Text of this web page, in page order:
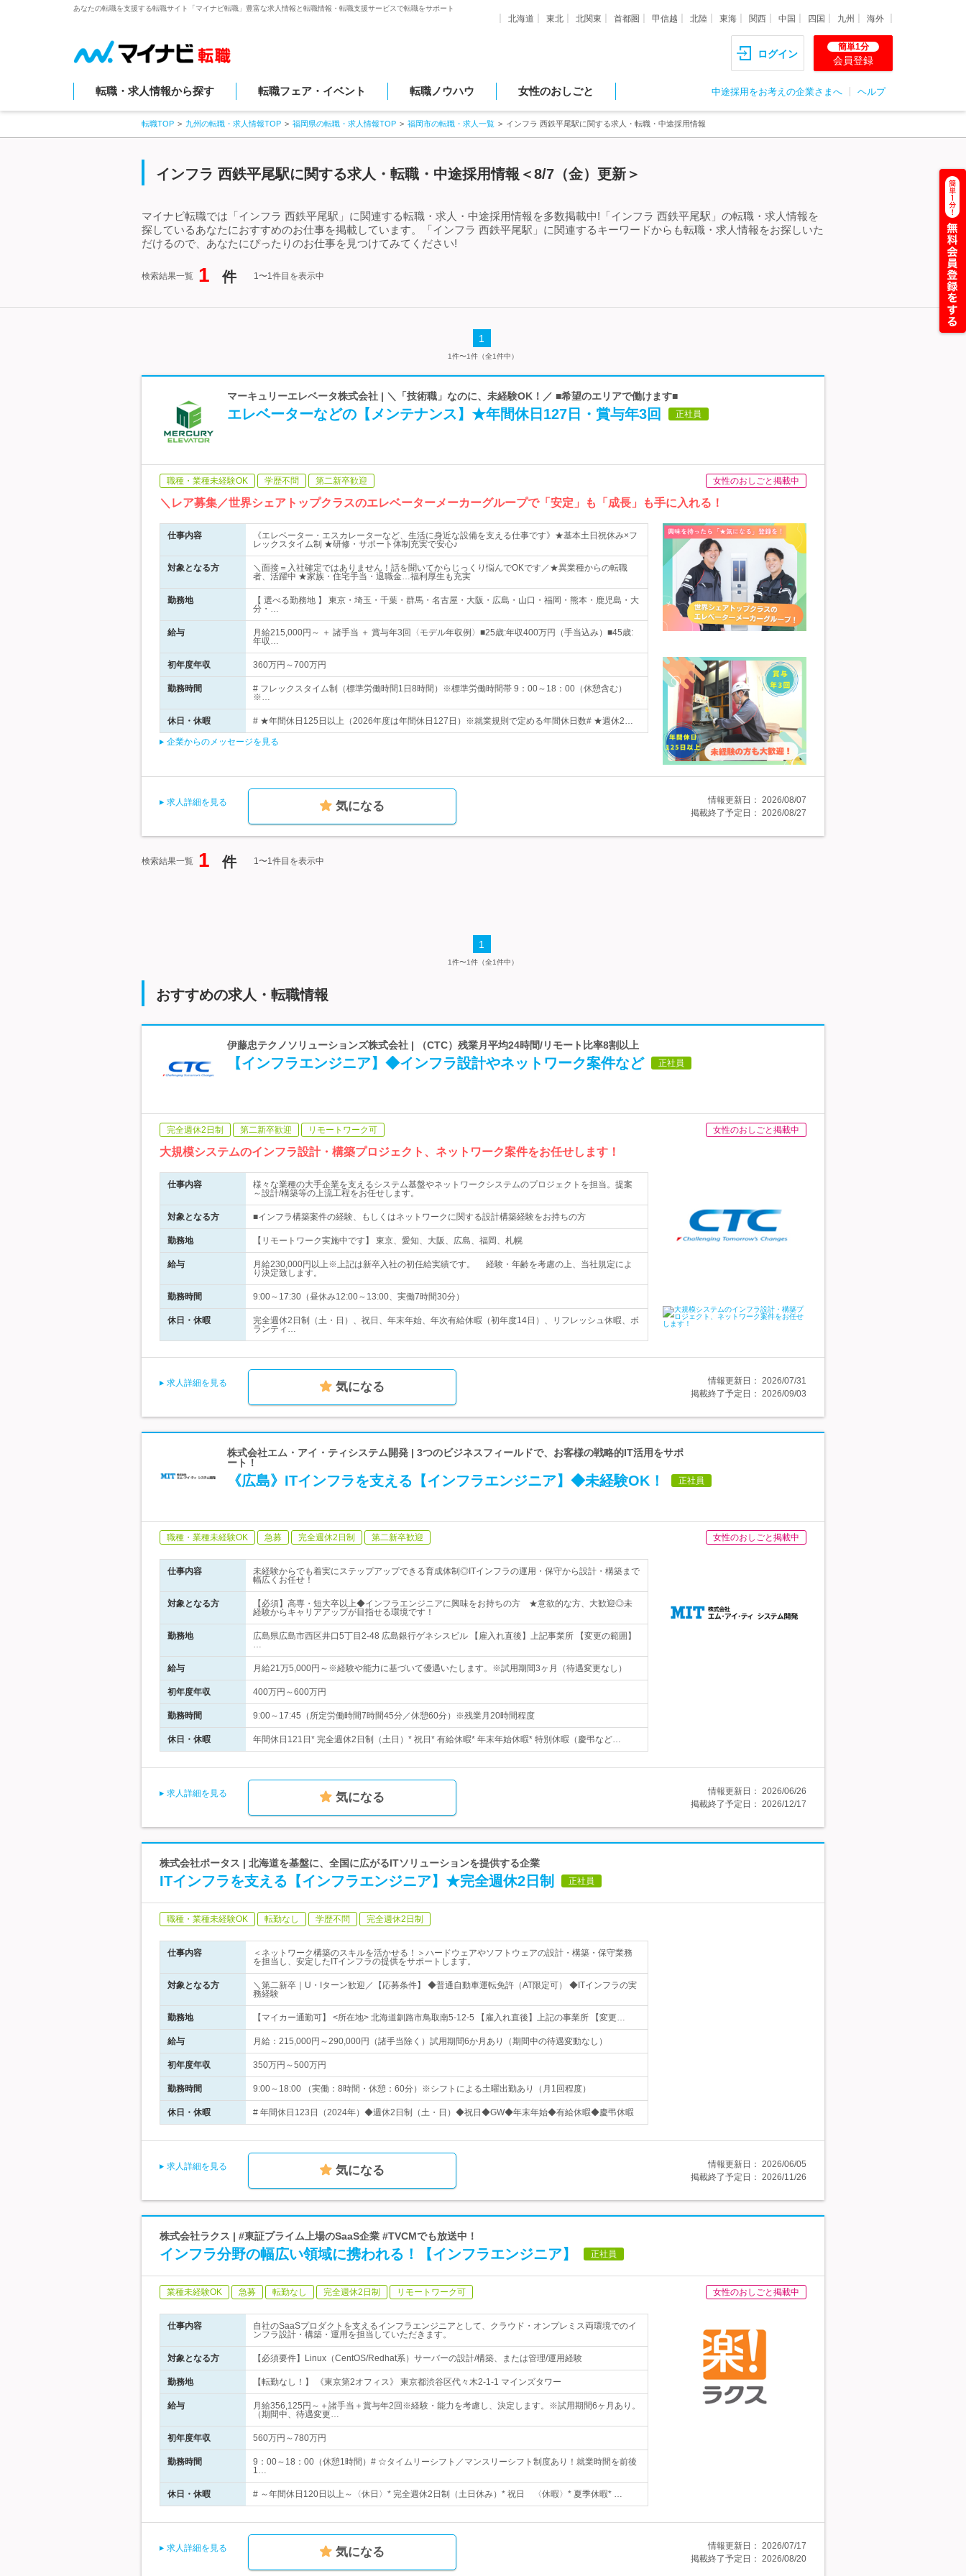
あなたの転職を支援する転職サイト「マイナビ転職」豊富な求人情報と転職情報・転職支援サービスで転職をサポート
北海道 東北 北関東 首都圏 甲信越 北陸 東海 関西 中国 四国 九州 海外
ログイン
簡単1分
会員登録
転職・求人情報から探す 転職フェア・イベント 転職ノウハウ 女性のおしごと 中途採用をお考えの企業さまへ ヘルプ
転職TOP 九州の転職・求人情報TOP 福岡県の転職・求人情報TOP 福岡市の転職・求人一覧 インフラ 西鉄平尾駅に関する求人・転職・中途採用情報
インフラ 西鉄平尾駅に関する求人・転職・中途採用情報＜8/7（金）更新＞
マイナビ転職では「インフラ 西鉄平尾駅」に関連する転職・求人・中途採用情報を多数掲載中!「インフラ 西鉄平尾駅」の転職・求人情報を
探しているあなたにおすすめのお仕事を掲載しています。「インフラ 西鉄平尾駅」に関連するキーワードからも転職・求人情報をお探しいた
だけるので、あなたにぴったりのお仕事を見つけてみてください!
検索結果一覧 1 件 1〜1件目を表示中
1
1件〜1件（全1件中）
マーキュリーエレベータ株式会社 | ＼「技術職」なのに、未経験OK！／ ■希望のエリアで働けます■
エレベーターなどの【メンテナンス】★年間休日127日・賞与年3回 正社員
職種・業種未経験OK 学歴不問 第二新卒歓迎 女性のおしごと掲載中
＼レア募集／世界シェアトップクラスのエレベーターメーカーグループで「安定」も「成長」も手に入れる！
仕事内容
《エレベーター・エスカレーターなど、生活に身近な設備を支える仕事です》★基本土日祝休み×フ
レックスタイム制 ★研修・サポート体制充実で安心♪
対象となる方
＼面接＝入社確定ではありません！話を聞いてからじっくり悩んでOKです／★異業種からの転職
者、活躍中 ★家族・住宅手当・退職金…福利厚生も充実
勤務地
【 選べる勤務地 】 東京・埼玉・千葉・群馬・名古屋・大阪・広島・山口・福岡・熊本・鹿児島・大
分・…
給与
月給215,000円～ ＋ 諸手当 ＋ 賞与年3回〈モデル年収例〉■25歳:年収400万円（手当込み）■45歳:
年収…
初年度年収 360万円～700万円
勤務時間
# フレックスタイム制（標準労働時間1日8時間）※標準労働時間帯 9：00～18：00（休憩含む）
※…
休日・休暇 # ★年間休日125日以上（2026年度は年間休日127日）※就業規則で定める年間休日数# ★週休2…
企業からのメッセージを見る
求人詳細を見る 気になる 情報更新日： 2026/08/07
掲載終了予定日： 2026/08/27
検索結果一覧 1 件 1〜1件目を表示中
1
1件〜1件（全1件中）
おすすめの求人・転職情報
伊藤忠テクノソリューションズ株式会社 | （CTC）残業月平均24時間/リモート比率8割以上
【インフラエンジニア】◆インフラ設計やネットワーク案件など 正社員
完全週休2日制 第二新卒歓迎 リモートワーク可 女性のおしごと掲載中
大規模システムのインフラ設計・構築プロジェクト、ネットワーク案件をお任せします！
仕事内容
様々な業種の大手企業を支えるシステム基盤やネットワークシステムのプロジェクトを担当。提案
～設計/構築等の上流工程をお任せします。
対象となる方 ■インフラ構築案件の経験、もしくはネットワークに関する設計構築経験をお持ちの方
勤務地 【リモートワーク実施中です】 東京、愛知、大阪、広島、福岡、札幌
給与
月給230,000円以上※上記は新卒入社の初任給実績です。 経験・年齢を考慮の上、当社規定によ
り決定致します。
勤務時間 9:00～17:30（昼休み12:00～13:00、実働7時間30分）
休日・休暇
完全週休2日制（土・日）、祝日、年末年始、年次有給休暇（初年度14日）、リフレッシュ休暇、ボ
ランティ…
求人詳細を見る 気になる 情報更新日： 2026/07/31
掲載終了予定日： 2026/09/03
株式会社エム・アイ・ティシステム開発 | 3つのビジネスフィールドで、お客様の戦略的IT活用をサポ
ート！
《広島》ITインフラを支える【インフラエンジニア】◆未経験OK！ 正社員
職種・業種未経験OK 急募 完全週休2日制 第二新卒歓迎 女性のおしごと掲載中
仕事内容
未経験からでも着実にステップアップできる育成体制◎ITインフラの運用・保守から設計・構築まで
幅広くお任せ！
対象となる方
【必須】高専・短大卒以上◆インフラエンジニアに興味をお持ちの方 ★意欲的な方、大歓迎◎未
経験からキャリアアップが目指せる環境です！
勤務地
広島県広島市西区井口5丁目2-48 広島銀行ゲネシスビル 【雇入れ直後】上記事業所 【変更の範囲】
…
給与 月給21万5,000円～※経験や能力に基づいて優遇いたします。※試用期間3ヶ月（待遇変更なし）
初年度年収 400万円～600万円
勤務時間 9:00～17:45（所定労働時間7時間45分／休憩60分）※残業月20時間程度
休日・休暇 年間休日121日* 完全週休2日制（土日）* 祝日* 有給休暇* 年末年始休暇* 特別休暇（慶弔など…
求人詳細を見る 気になる 情報更新日： 2026/06/26
掲載終了予定日： 2026/12/17
株式会社ポータス | 北海道を基盤に、全国に広がるITソリューションを提供する企業
ITインフラを支える【インフラエンジニア】★完全週休2日制 正社員
職種・業種未経験OK 転勤なし 学歴不問 完全週休2日制
仕事内容
＜ネットワーク構築のスキルを活かせる！＞ハードウェアやソフトウェアの設計・構築・保守業務
を担当し、安定したITインフラの提供をサポートします。
対象となる方
＼第二新卒｜U・Iターン歓迎／【応募条件】 ◆普通自動車運転免許（AT限定可） ◆ITインフラの実
務経験
勤務地 【マイカー通勤可】 <所在地> 北海道釧路市鳥取南5-12-5 【雇入れ直後】上記の事業所 【変更…
給与 月給：215,000円～290,000円（諸手当除く）試用期間6か月あり（期間中の待遇変動なし）
初年度年収 350万円～500万円
勤務時間 9:00～18:00 （実働：8時間・休憩：60分）※シフトによる土曜出勤あり（月1回程度）
休日・休暇 # 年間休日123日（2024年）◆週休2日制（土・日）◆祝日◆GW◆年末年始◆有給休暇◆慶弔休暇
求人詳細を見る 気になる 情報更新日： 2026/06/05
掲載終了予定日： 2026/11/26
株式会社ラクス | #東証プライム上場のSaaS企業 #TVCMでも放送中！
インフラ分野の幅広い領域に携われる！【インフラエンジニア】 正社員
業種未経験OK 急募 転勤なし 完全週休2日制 リモートワーク可 女性のおしごと掲載中
仕事内容
自社のSaaSプロダクトを支えるインフラエンジニアとして、クラウド・オンプレミス両環境でのイ
ンフラ設計・構築・運用を担当していただきます。
対象となる方 【必須要件】Linux（CentOS/Redhat系）サーバーの設計/構築、または管理/運用経験
勤務地 【転勤なし！】 《東京第2オフィス》 東京都渋谷区代々木2-1-1 マインズタワー
給与
月給356,125円～＋諸手当＋賞与年2回※経験・能力を考慮し、決定します。※試用期間6ヶ月あり。
（期間中、待遇変更…
初年度年収 560万円～780万円
勤務時間
9：00～18：00（休憩1時間）# ☆タイムリーシフト／マンスリーシフト制度あり！就業時間を前後
1…
休日・休暇 # ～年間休日120日以上～〈休日〉* 完全週休2日制（土日休み）* 祝日 〈休暇〉* 夏季休暇* …
求人詳細を見る 気になる 情報更新日： 2026/07/17
掲載終了予定日： 2026/08/20